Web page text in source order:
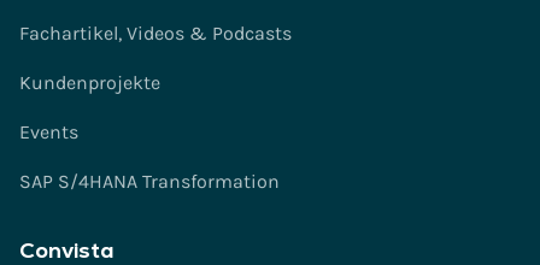
Fachartikel, Videos & Podcasts
Kundenprojekte
Events
SAP S/4HANA Transformation
Convista